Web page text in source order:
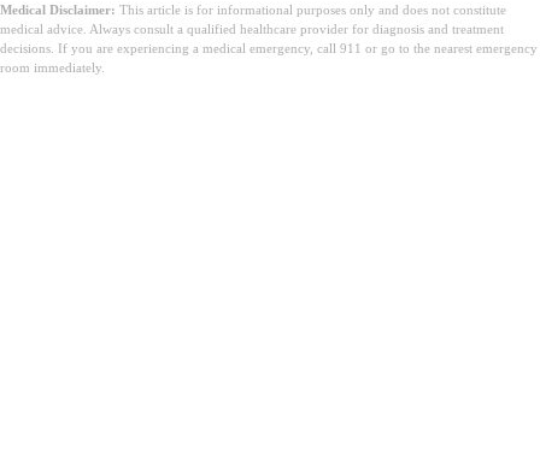
Medical Disclaimer: This article is for informational purposes only and does not constitute
medical advice. Always consult a qualified healthcare provider for diagnosis and treatment
decisions. If you are experiencing a medical emergency, call 911 or go to the nearest emergency
room immediately.